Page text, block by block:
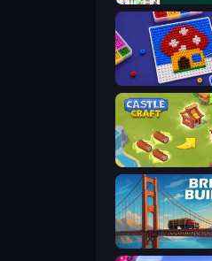
Screw Sorting
Castle Craft
Bridge Builder